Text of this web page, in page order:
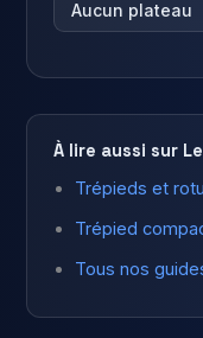
Aucun plateau
À lire aussi sur
Trépieds et
Trépied
Tous nos